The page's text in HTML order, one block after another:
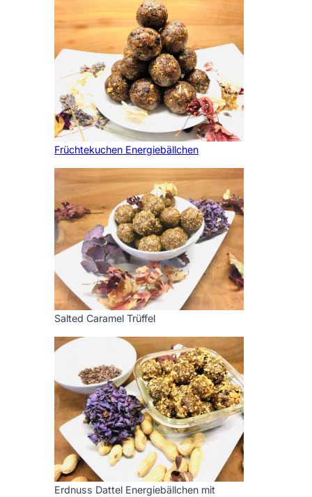
Früchtekuchen Energiebällchen
Salted Caramel Trüffel
Erdnuss Dattel Energiebällchen mit